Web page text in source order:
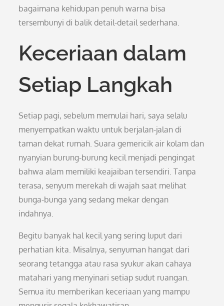
bagaimana kehidupan penuh warna bisa
tersembunyi di balik detail-detail sederhana.
Keceriaan dalam
Setiap Langkah
Setiap pagi, sebelum memulai hari, saya selalu
menyempatkan waktu untuk berjalan-jalan di
taman dekat rumah. Suara gemericik air kolam dan
nyanyian burung-burung kecil menjadi pengingat
bahwa alam memiliki keajaiban tersendiri. Tanpa
terasa, senyum merekah di wajah saat melihat
bunga-bunga yang sedang mekar dengan
indahnya.
Begitu banyak hal kecil yang sering luput dari
perhatian kita. Misalnya, senyuman hangat dari
seorang tetangga atau rasa syukur akan cahaya
matahari yang menyinari setiap sudut ruangan.
Semua itu memberikan keceriaan yang mampu